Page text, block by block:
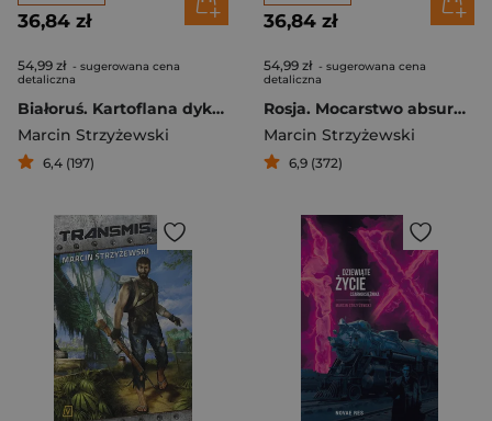
36,84 zł
54,99 zł - sugerowana cena
detaliczna
Białoruś. Kartoflana dyktatura
Marcin Strzyżewski
6,4 (197)
36,84 zł
54,99 zł - sugerowana cena
detaliczna
Rosja. Mocarstwo absurdu i nonsensu
Marcin Strzyżewski
6,9 (372)